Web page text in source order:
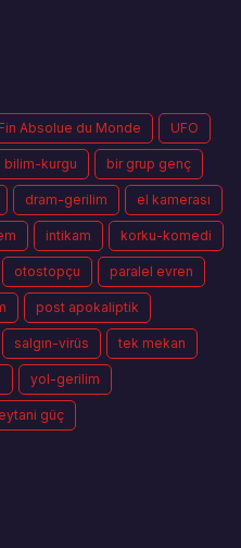
Absolue du Monde UFO
bilim-kurgu bir grup genç
dram-gerilim el kamerası
intikam korku-komedi
otostopçu paralel evren
post apokaliptik
salgın-virüs tek mekan
yol-gerilim
güç